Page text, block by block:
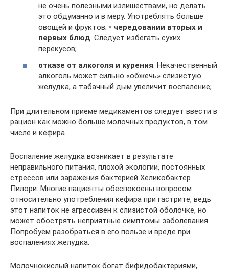
не очень полезными излишествами, но делать
это обдуманно и в меру. Употреблять больше
овощей и фруктов; • чередовании вторых и
первых блюд. Следует избегать сухих
перекусов;
отказе от алкоголя и курения . Некачественный
алкоголь может сильно «обжечь» слизистую
желудка, а табачный дым увеличит воспаление;
При длительном приеме медикаментов следует ввести в
рацион как можно больше молочных продуктов, в том
числе и кефира.
Воспаление желудка возникает в результате
неправильного питания, плохой экологии, постоянных
стрессов или заражения бактерией Хеликобактер
Пилори. Многие пациенты обеспокоены вопросом
относительно употребления кефира при гастрите, ведь
этот напиток не агрессивен к слизистой оболочке, но
может обострять неприятные симптомы заболевания.
Попробуем разобраться в его пользе и вреде при
воспалениях желудка.
Молочнокислый напиток богат бифидобактериями,